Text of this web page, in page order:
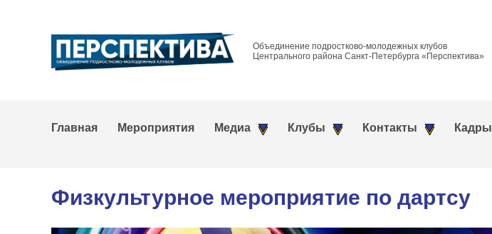
Объединение подростково-молодежных клубов
Центрального района Санкт-Петербурга «Перспектива»
Главная Мероприятия Медиа Клубы Контакты Кадры
Физкультурное мероприятие по дартсу